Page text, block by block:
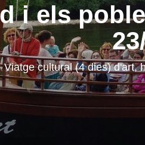
i els
Viatge cultural (4 dies) d'art,